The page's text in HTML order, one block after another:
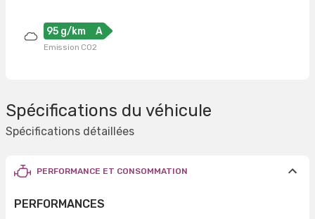
95 g/km A
Emission CO2
Spécifications du véhicule
Spécifications détaillées
PERFORMANCE ET CONSOMMATION
PERFORMANCES